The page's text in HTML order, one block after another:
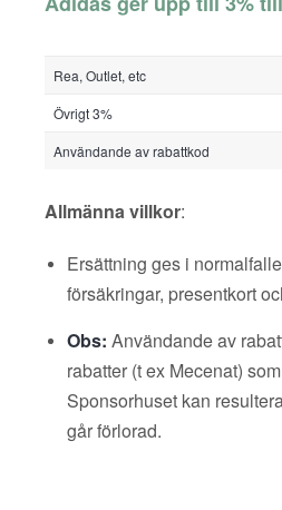
Rea, Outlet, etc
Övrigt 3%
Användande av rabattkod
Allmänna villkor:
Ersättning ges i
försäkringar, presentkort
Obs: Användande av
rabatter (t ex Mecenat)
Sponsorhuset kan
går förlorad.